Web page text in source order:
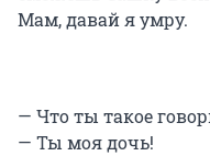
Мам, давай я умру.
— Что ты такое
— Ты моя дочь!